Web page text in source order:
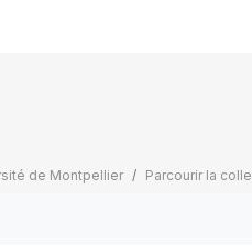
de Montpellier Parcourir la